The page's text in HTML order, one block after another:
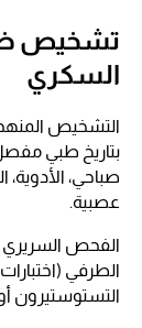
تشخيص
السكري
التشخيص
بتاريخ طبي
صباحي،
عصبية.
الفحص السريري
الطرفي
التستوستيرون